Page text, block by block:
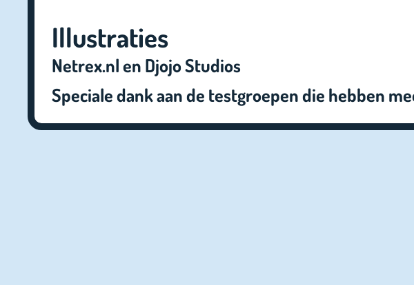
Illustraties
Netrex.nl en Djojo Studios
Speciale dank aan de testgroepen die hebben